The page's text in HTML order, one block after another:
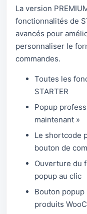
La version
fonctionnalités de
avancés pour
personnaliser le
commandes.
Toutes les
STARTER
Popup
maintenant »
Le shortcode
bouton de
Ouverture du
popup au clic
Bouton
produits